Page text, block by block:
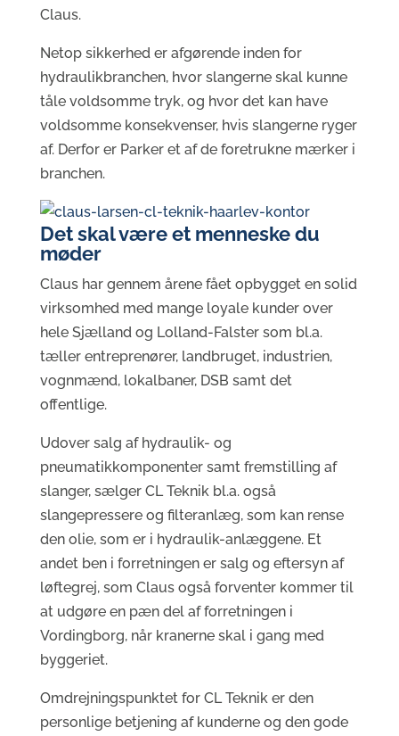
Claus.
Netop sikkerhed er afgørende inden for
hydraulikbranchen, hvor slangerne skal kunne
tåle voldsomme tryk, og hvor det kan have
voldsomme konsekvenser, hvis slangerne ryger
af. Derfor er Parker et af de foretrukne mærker i
branchen.
Det skal være et menneske du
møder
Claus har gennem årene fået opbygget en solid
virksomhed med mange loyale kunder over
hele Sjælland og Lolland-Falster som bl.a.
tæller entreprenører, landbruget, industrien,
vognmænd, lokalbaner, DSB samt det
offentlige.
Udover salg af hydraulik- og
pneumatikkomponenter samt fremstilling af
slanger, sælger CL Teknik bl.a. også
slangepressere og filteranlæg, som kan rense
den olie, som er i hydraulik-anlæggene. Et
andet ben i forretningen er salg og eftersyn af
løftegrej, som Claus også forventer kommer til
at udgøre en pæn del af forretningen i
Vordingborg, når kranerne skal i gang med
byggeriet.
Omdrejningspunktet for CL Teknik er den
personlige betjening af kunderne og den gode